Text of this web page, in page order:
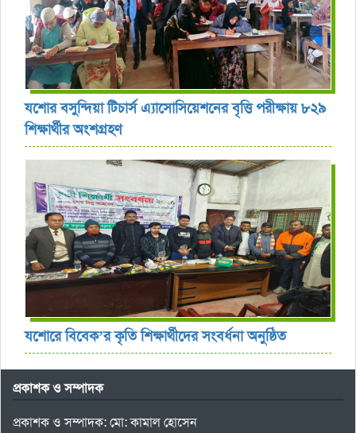
যশোর বসুন্দিয়া টিচার্স এ্যাসোসিয়েশনের বৃত্তি পরীক্ষায় ৮২৯
শিক্ষার্থীর অংশগ্রহণ
যশোরে বিবেক’র কৃতি শিক্ষার্থীদের সংবর্ধনা অনুষ্ঠিত
প্রকাশক ও সম্পাদক
প্রকাশক ও সম্পাদক: মো: কামাল হোসেন